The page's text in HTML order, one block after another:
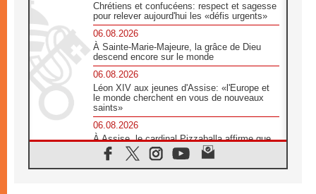
Chrétiens et confucéens: respect et sagesse
pour relever aujourd'hui les «défis urgents»
06.08.2026
À Sainte-Marie-Majeure, la grâce de Dieu
descend encore sur le monde
06.08.2026
Léon XIV aux jeunes d'Assise: «l'Europe et
le monde cherchent en vous de nouveaux
saints»
06.08.2026
À Assise, le cardinal Pizzaballa affirme que
«les chrétiens veulent la paix»
06.08.2026